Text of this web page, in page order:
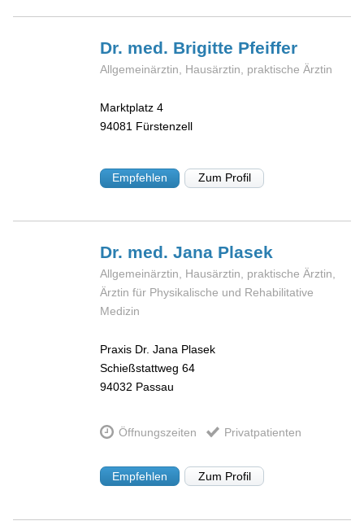
Dr. med. Brigitte Pfeiffer
Allgemeinärztin, Hausärztin, praktische Ärztin
Marktplatz 4
94081 Fürstenzell
Empfehlen Zum Profil
Dr. med. Jana Plasek
Allgemeinärztin, Hausärztin, praktische Ärztin,
Ärztin für Physikalische und Rehabilitative
Medizin
Praxis Dr. Jana Plasek
Schießstattweg 64
94032 Passau
Öffnungszeiten Privatpatienten
Empfehlen Zum Profil